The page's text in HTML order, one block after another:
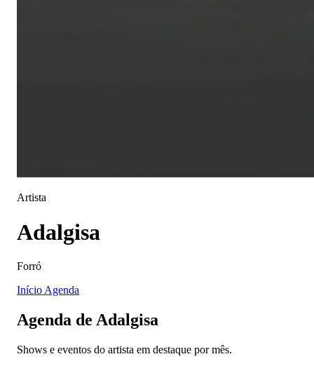
Artista
Adalgisa
Forró
Início Agenda
Agenda de Adalgisa
Shows e eventos do artista em destaque por mês.